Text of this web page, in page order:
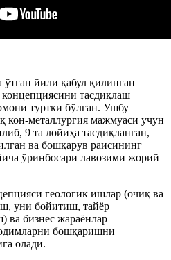
йили қабул қилинган
тасдиқлаш
туртки бўлган. Ушбу
металлургия мажмуаси учун
9 та лойиҳа тасдиқланган,
ва бошқарув раисининг
ўринбосари лавозими жорий
геологик ишлар (очиқ ва
уни бойитиш, тайёр
ва бизнес жараёнлар
бошқаришни
олади.